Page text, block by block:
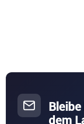
dem